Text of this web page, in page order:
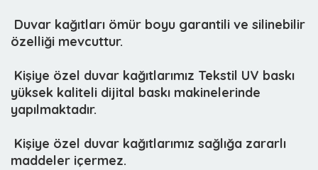
 Duvar kağıtları ömür boyu garantili ve silinebilir
özelliği mevcuttur.
 Kişiye özel duvar kağıtlarımız Tekstil UV baskı
yüksek kaliteli dijital baskı makinelerinde
yapılmaktadır.
 Kişiye özel duvar kağıtlarımız sağlığa zararlı
maddeler içermez.